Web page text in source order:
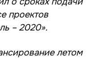
проектов
– 2020».
летом